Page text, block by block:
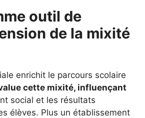
outil de
de la mixité
enrichit le parcours scolaire
cette mixité, influençant
social et les résultats
élèves. Plus un établissement